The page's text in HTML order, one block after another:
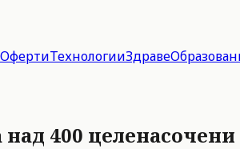
ОфертиТехнологииЗдраве
400